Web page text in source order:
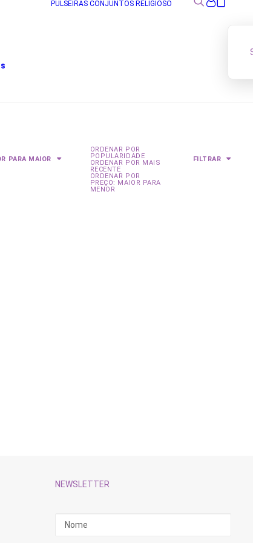
PULSEIRAS CONJUNTOS RELIGIOSO
PARA MAIOR
ORDENAR POR
POPULARIDADE
ORDENAR POR MAIS
RECENTE
ORDENAR POR
PREÇO: MAIOR PARA
MENOR
FILTRAR
NEWSLETTER